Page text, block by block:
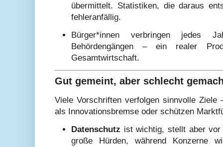
übermittelt. Statistiken, die daraus
fehleranfällig.
Bürger*innen verbringen jedes
Behördengängen – ein realer
Gesamtwirtschaft.
Gut gemeint, aber schlecht
Viele Vorschriften verfolgen sinnvolle
als Innovationsbremse oder schützen
Datenschutz ist wichtig, stellt aber
große Hürden, während Konzerne